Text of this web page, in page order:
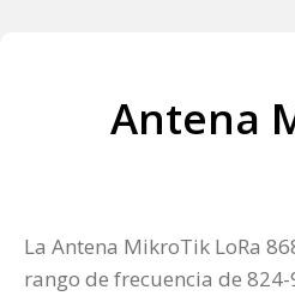
Antena
La Antena MikroTik LoRa
rango de frecuencia de